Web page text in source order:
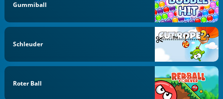
Gummiball
Schleuder
Roter Ball